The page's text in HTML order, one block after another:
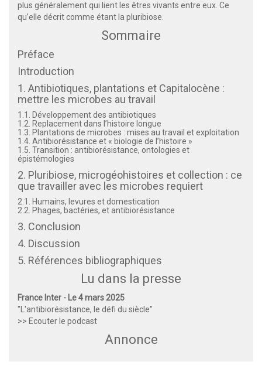
plus généralement qui lient les êtres vivants entre eux. Ce
qu’elle décrit comme étant la pluribiose.
Sommaire
Préface
Introduction
1. Antibiotiques, plantations et Capitalocène :
mettre les microbes au travail
1.1. Développement des antibiotiques
1.2. Replacement dans l’histoire longue
1.3. Plantations de microbes : mises au travail et exploitation
1.4. Antibiorésistance et « biologie de l’histoire »
1.5. Transition : antibiorésistance, ontologies et
épistémologies
2. Pluribiose, microgéohistoires et collection : ce
que travailler avec les microbes requiert
2.1. Humains, levures et domestication
2.2. Phages, bactéries, et antibiorésistance
3. Conclusion
4. Discussion
5. Références bibliographiques
Lu dans la presse
France Inter - Le 4 mars 2025
"L'antibiorésistance, le défi du siècle"
>> Ecouter le podcast
Annonce